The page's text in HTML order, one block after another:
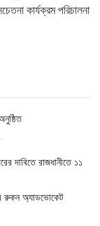
কার্যক্রম পরিচালনা
দাবিতে রাজধানীতে ১১
রুকন অ্যাডভোকেট